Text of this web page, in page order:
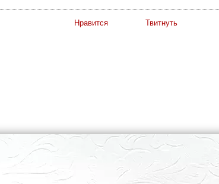
Нравится Твитнуть